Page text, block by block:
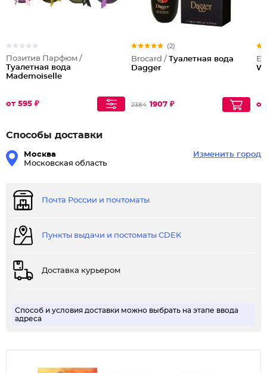
Позитив Парфюм /
Туалетная вода
Mademoiselle
от 595 ₽
(2)
Brocard / Туалетная вода
Dagger
2384 1907 ₽ от
Способы доставки
Москва
Московская область
Изменить город
Почта России и почтоматы
Пункты выдачи и постоматы CDEK
Доставка курьером
Способ и условия доставки можно выбрать на этапе ввода
адреса